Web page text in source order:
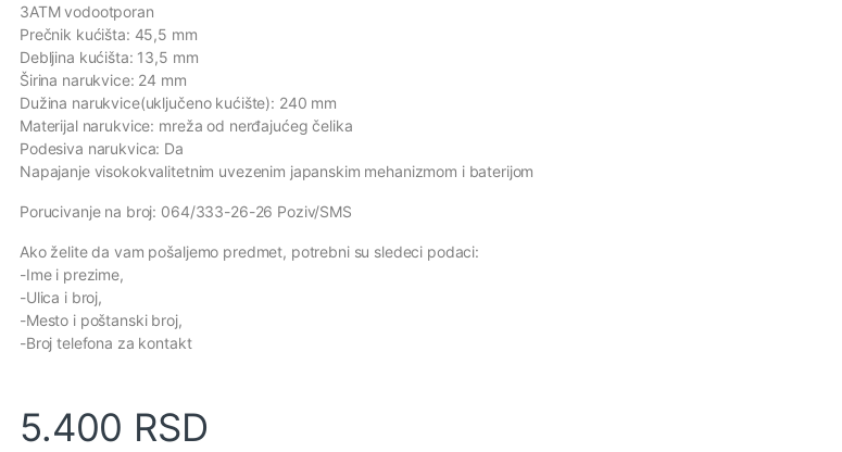
3ATM vodootporan
Prečnik kućišta: 45,5 mm
Debljina kućišta: 13,5 mm
Širina narukvice: 24 mm
Dužina narukvice(uključeno kućište): 240 mm
Materijal narukvice: mreža od nerđajućeg čelika
Podesiva narukvica: Da
Napajanje visokokvalitetnim uvezenim japanskim mehanizmom i baterijom
Porucivanje na broj: 064/333-26-26 Poziv/SMS
Ako želite da vam pošaljemo predmet, potrebni su sledeci podaci:
-Ime i prezime,
-Ulica i broj,
-Mesto i poštanski broj,
-Broj telefona za kontakt
5.400 RSD